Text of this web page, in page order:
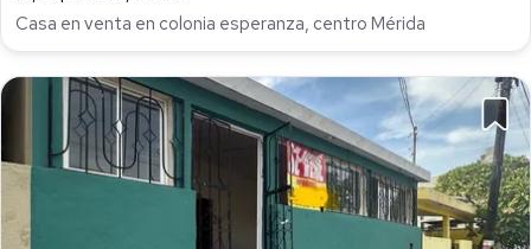
Casa en venta en colonia esperanza, centro Mérida